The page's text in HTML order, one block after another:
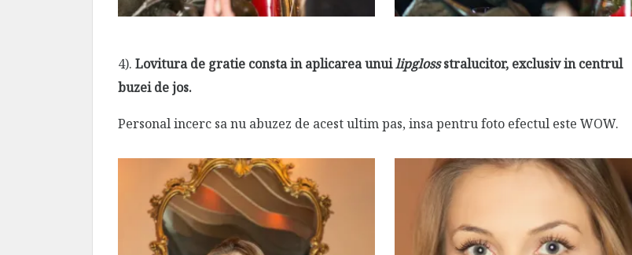
4). Lovitura de gratie consta in aplicarea unuilipglossstralucitor, exclusiv in centrul
buzei de jos.
Personal incerc sa nu abuzez de acest ultim pas, insa pentru foto efectul este WOW.